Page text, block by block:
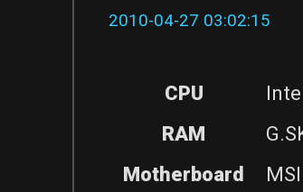
2010-04-27 03:02:15
CPU
RAM
Motherboard